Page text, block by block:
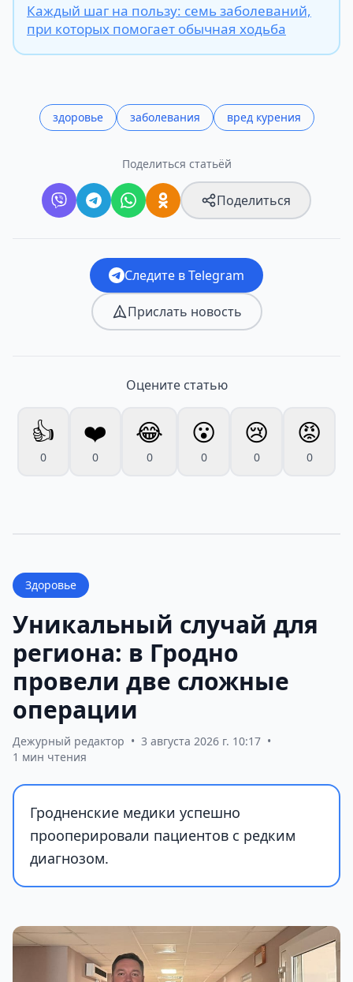
Каждый шаг на пользу: семь заболеваний,
при которых помогает обычная ходьба
здоровье заболевания вред курения
Поделиться статьёй
Поделиться
Следите в Telegram
Прислать новость
Оцените статью
👍
0
❤️
0
😂
0
😮
0
😢
0
😡
0
Здоровье
Уникальный случай для
региона: в Гродно
провели две сложные
операции
Дежурный редактор • 3 августа 2026 г. 10:17 •
1 мин чтения
Гродненские медики успешно
прооперировали пациентов с редким
диагнозом.